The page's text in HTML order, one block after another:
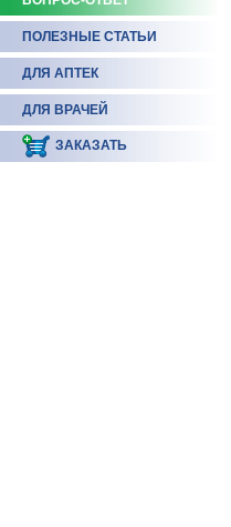
ПОЛЕЗНЫЕ СТАТЬИ
ДЛЯ АПТЕК
ДЛЯ ВРАЧЕЙ
ЗАКАЗАТЬ